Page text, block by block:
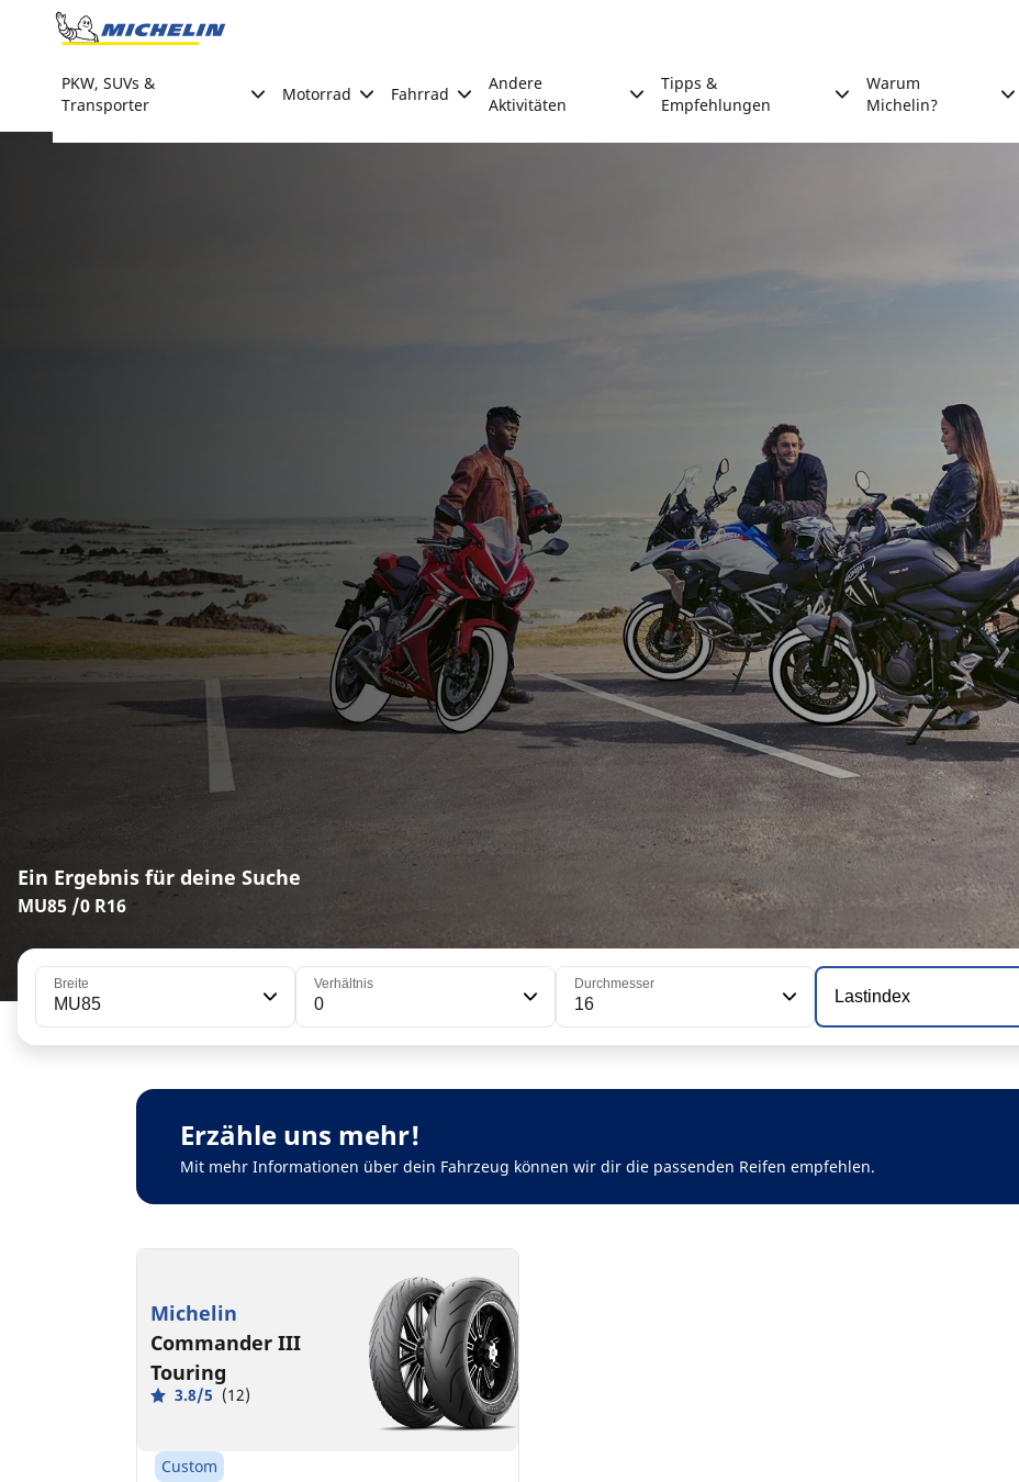
Go to page content
PKW, SUVs &
Transporter
Motorrad Fahrrad
Andere
Aktivitäten
Tipps &
Empfehlungen
Warum
Michelin?
Ein Ergebnis für deine Suche
MU85 /0 R16
Breite
MU85
Verhältnis
0
Durchmesser
16 Lastindex
Erzähle uns mehr!
Mit mehr Informationen über dein Fahrzeug können wir dir die passenden Reifen empfehlen.
Michelin
Commander III
Touring
3.8/5 (12)
Custom